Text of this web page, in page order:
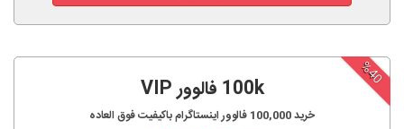
%40
100k فالوور VIP
خرید100,000 فالوور اینستاگرام باکیفیت فوق العاده